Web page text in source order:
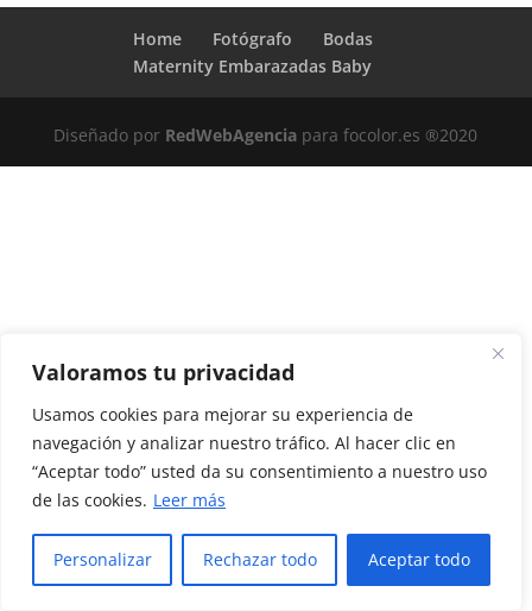
Valoramos tu privacidad
Usamos cookies para mejorar su experiencia de
navegación y analizar nuestro tráfico. Al hacer clic en
“Aceptar todo” usted da su consentimiento a nuestro uso
de las cookies. Leer más
Personalizar Rechazar todo Aceptar todo
Home Fotógrafo
Bodas
Maternity Embarazadas Baby
Diseñado por RedWebAgencia para focolor.es ®2020